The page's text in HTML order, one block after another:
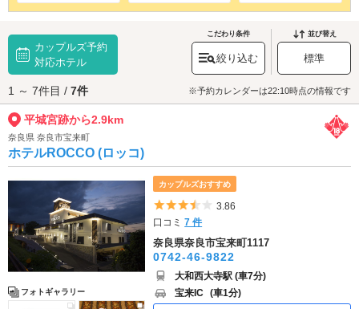
カップルズ予約
対応ホテル
こだわり条件
絞り込む
並び替え
標準
1 ～ 7件目 / 7件 ※予約カレンダーは22:10時点の情報です
平城宮跡から2.9km
奈良県 奈良市宝来町
ホテルROCCO (ロッコ)
フォトギャラリー
カップルズおすすめ
5つ星のうち3.5
3.86
口コミ7 件
奈良県奈良市宝来町1117
0742-46-9822
大和西大寺駅 (車7分)
宝来IC (車1分)